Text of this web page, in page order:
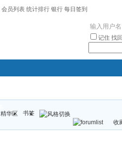
会员列表 统计排行 银行 每日签到
记住 找
精华区
书签
收